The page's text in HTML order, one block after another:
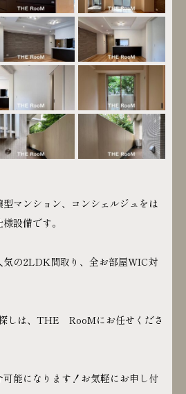
マンション、コンシェルジュをは
設備です。
気の2LDK間取り、全お部屋WIC対
しは、THE RooMにお任せくださ
能になります！お気軽にお申し付